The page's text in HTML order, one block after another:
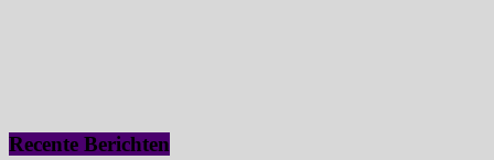
Recente Berichten